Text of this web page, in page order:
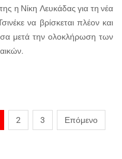
η Νίκη Λευκάδας για τη νέα
να βρίσκεται πλέον και
μετά την ολοκλήρωση των
2 3 Επόμενο